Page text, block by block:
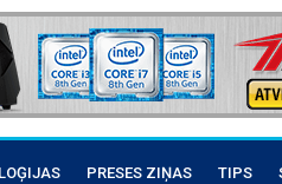
PRESES ZIŅAS TIPS